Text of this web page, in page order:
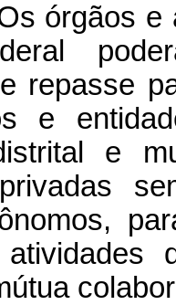
órgãos e
repasse
e
e